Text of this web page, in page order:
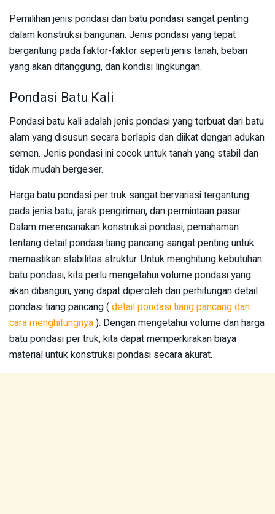
Pemilihan jenis pondasi dan batu pondasi sangat penting
dalam konstruksi bangunan. Jenis pondasi yang tepat
bergantung pada faktor-faktor seperti jenis tanah, beban
yang akan ditanggung, dan kondisi lingkungan.
Pondasi Batu Kali
Pondasi batu kali adalah jenis pondasi yang terbuat dari batu
alam yang disusun secara berlapis dan diikat dengan adukan
semen. Jenis pondasi ini cocok untuk tanah yang stabil dan
tidak mudah bergeser.
Harga batu pondasi per truk sangat bervariasi tergantung
pada jenis batu, jarak pengiriman, dan permintaan pasar.
Dalam merencanakan konstruksi pondasi, pemahaman
tentang detail pondasi tiang pancang sangat penting untuk
memastikan stabilitas struktur. Untuk menghitung kebutuhan
batu pondasi, kita perlu mengetahui volume pondasi yang
akan dibangun, yang dapat diperoleh dari perhitungan detail
pondasi tiang pancang (detail pondasi tiang pancang dan
cara menghitungnya). Dengan mengetahui volume dan harga
batu pondasi per truk, kita dapat memperkirakan biaya
material untuk konstruksi pondasi secara akurat.